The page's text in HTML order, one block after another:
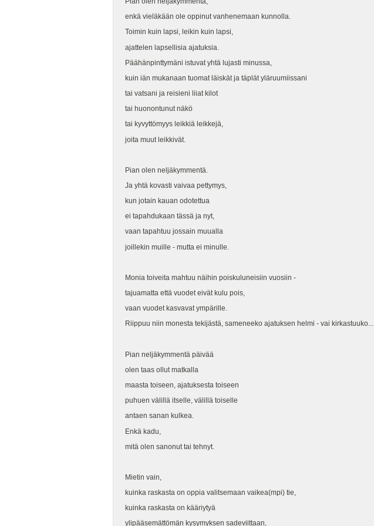
enkä vieläkään ole oppinut vanhenemaan kunnolla.
Toimin kuin lapsi, leikin kuin lapsi,
ajattelen lapsellisia ajatuksia.
Päähänpinttymäni istuvat yhtä lujasti minussa,
kuin iän mukanaan tuomat läiskät ja täplät yläruumiissani
tai vatsani ja reisieni liiat kilot
tai huonontunut näkö
tai kyvyttömyys leikkiä leikkejä,
joita muut leikkivät.
Pian olen neljäkymmentä.
Ja yhtä kovasti vaivaa pettymys,
kun jotain kauan odotettua
ei tapahdukaan tässä ja nyt,
vaan tapahtuu jossain muualla
joillekin muille - mutta ei minulle.
Monia toiveita mahtuu näihin poiskuluneisiin vuosiin -
tajuamatta että vuodet eivät kulu pois,
vaan vuodet kasvavat ympärille.
Riippuu niin monesta tekijästä, sameneeko ajatuksen helmi - vai kirkastuuko...
Pian neljäkymmentä päivää
olen taas ollut matkalla
maasta toiseen, ajatuksesta toiseen
puhuen välillä itselle, välillä toiselle
antaen sanan kulkea.
Enkä kadu,
mitä olen sanonut tai tehnyt.
Mietin vain,
kuinka raskasta on oppia valitsemaan vaikea(mpi) tie,
kuinka raskasta on kääriytyä
ylipääsemättömän kysymyksen sadeviittaan,